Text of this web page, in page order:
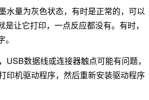
水量为灰色状态，有时是正常的，可以
让它打印，一点反应都没有。有时，
数据线或连接器触点可能有问题，
印机驱动程序，然后重新安装驱动程序